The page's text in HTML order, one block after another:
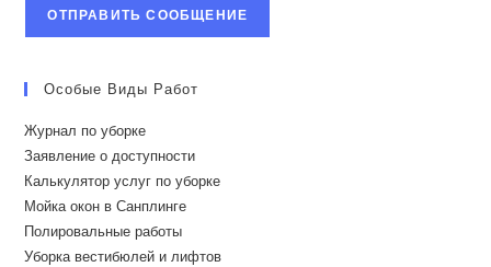
ОТПРАВИТЬ СООБЩЕНИЕ
Особые Виды Работ
Журнал по уборке
Заявление о доступности
Калькулятор услуг по уборке
Мойка окон в Санплинге
Полировальные работы
Уборка вестибюлей и лифтов